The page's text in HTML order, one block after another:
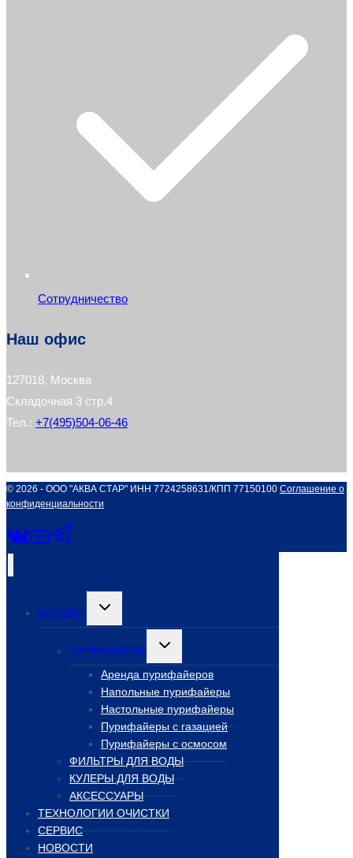
Сотрудничество
Наш офис
127018, Москва
Складочная 3 стр.4
Тел.: +7(495)504-06-46
© 2026 - ООО "АКВА СТАР" ИНН 7724258631/КПП 77150100 Соглашение о
конфиденциальности
КАТАЛОГ
Переключить
меню
ПУРИФАЙЕРЫ
Переключить
меню
Аренда пурифайеров
Напольные пурифайеры
Настольные пурифайеры
Пурифайеры с газацией
Пурифайеры с осмосом
ФИЛЬТРЫ ДЛЯ ВОДЫ
КУЛЕРЫ ДЛЯ ВОДЫ
АКСЕССУАРЫ
ТЕХНОЛОГИИ ОЧИСТКИ
СЕРВИС
НОВОСТИ